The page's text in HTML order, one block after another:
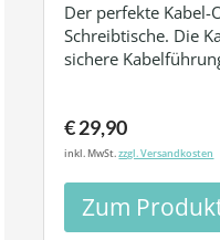
Der perfekte Kabel-
Schreibtische. Die
sichere
€ 29,90
inkl. MwSt.zzgl. Versandkosten
Zum